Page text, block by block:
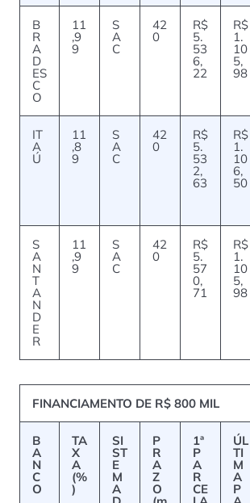
B
R
A
D
ES
C
O
11
,9
9
S
A
C
42
0
R$
5.
53
6,
22
R$
1.
10
5,
98
IT
A
Ú
11
,8
9
S
A
C
42
0
R$
5.
53
2,
63
R$
1.
10
6,
50
S
A
N
T
A
N
D
E
R
11
,9
9
S
A
C
42
0
R$
5.
57
0,
71
R$
1.
10
5,
98
FINANCIAMENTO DE R$ 800 MIL
B
A
N
C
O
TA
X
A
(%
)
SI
ST
E
M
A
P
R
A
Z
O
1ª
P
A
R
CE
ÚL
TI
M
A
P